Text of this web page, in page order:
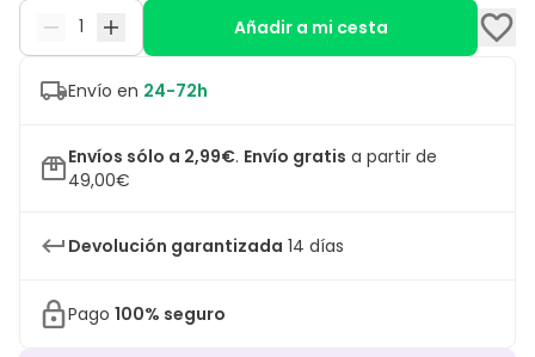
Añadir a mi cesta
Envío en 24-72h
Envíos sólo a 2,99€. Envío gratis a partir de
49,00€
Devolución garantizada 14 días
Pago 100% seguro